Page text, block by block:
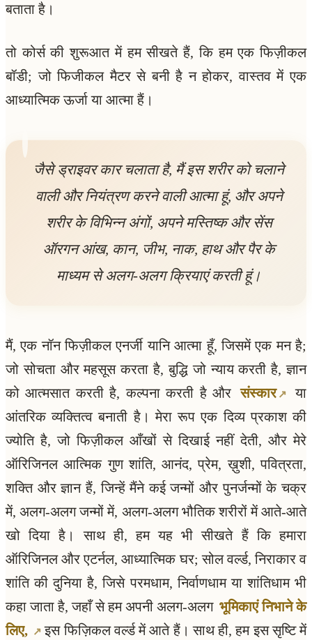
बताता है।
तो कोर्स की शुरूआत में हम सीखते हैं, कि हम एक फिज़ीकल
बॉडी; जो फिजीकल मैटर से बनी है न होकर, वास्तव में एक
आध्यात्मिक ऊर्जा या आत्मा हैं।
जैसे ड्राइवर कार चलाता है, मैं इस शरीर को चलाने
वाली और नियंत्रण करने वाली आत्मा हूं, और अपने
शरीर के विभिन्न अंगों, अपने मस्तिष्क और सेंस
ऑरगन आंख, कान, जीभ, नाक, हाथ और पैर के
माध्यम से अलग-अलग क्रियाएं करती हूं।
मैं, एक नॉन फिज़ीकल एनर्जी यानि आत्मा हूँ, जिसमें एक मन है;
जो सोचता और महसूस करता है, बुद्धि जो न्याय करती है, ज्ञान
को आत्मसात करती है, कल्पना करती है और संस्कार
या
आंतरिक व्यक्तित्व बनाती है। मेरा रूप एक दिव्य प्रकाश की
ज्योति है, जो फिज़ीकल आँखों से दिखाई नहीं देती, और मेरे
ऑरिजिनल आत्मिक गुण शांति, आनंद, प्रेम, ख़ुशी, पवित्रता,
शक्ति और ज्ञान हैं, जिन्हें मैंने कई जन्मों और पुनर्जन्मों के चक्र
में, अलग-अलग जन्मों में, अलग-अलग भौतिक शरीरों में आते-आते
खो दिया है। साथ ही, हम यह भी सीखते हैं कि हमारा
ऑरिजिनल और एटर्नल, आध्यात्मिक घर; सोल वर्ल्ड, निराकार व
शांति की दुनिया है, जिसे परमधाम, निर्वाणधाम या शांतिधाम भी
कहा जाता है, जहाँ से हम अपनी अलग-अलग भूमिकाएं निभाने के
लिए,
इस फिज़िकल वर्ल्ड में आते हैं। साथ ही, हम इस सृष्टि में